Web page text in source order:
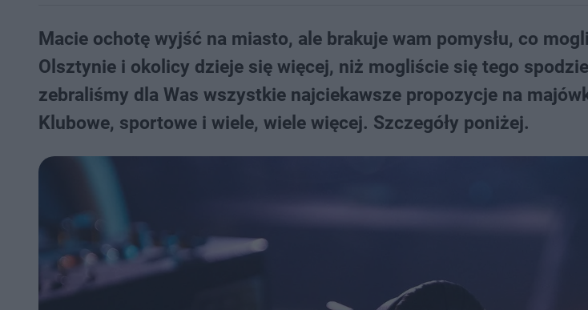
Macie ochotę wyjść na miasto, ale brakuje wam pomysłu, co
Olsztynie i okolicy dzieje się więcej, niż mogliście się tego
zebraliśmy dla Was wszystkie najciekawsze propozycje na
Klubowe, sportowe i wiele, wiele więcej. Szczegóły poniżej.